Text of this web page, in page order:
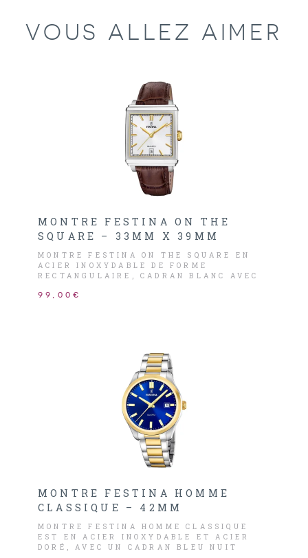
VOUS ALLEZ AIMER
MONTRE FESTINA ON THE
SQUARE – 33MM X 39MM
MONTRE FESTINA ON THE SQUARE EN
ACIER INOXYDABLE DE FORME
RECTANGULAIRE, CADRAN BLANC AVEC
99,00€
MONTRE FESTINA HOMME
CLASSIQUE – 42MM
MONTRE FESTINA HOMME CLASSIQUE
EST EN ACIER INOXYDABLE ET ACIER
DORÉ, AVEC UN CADRAN BLEU NUIT